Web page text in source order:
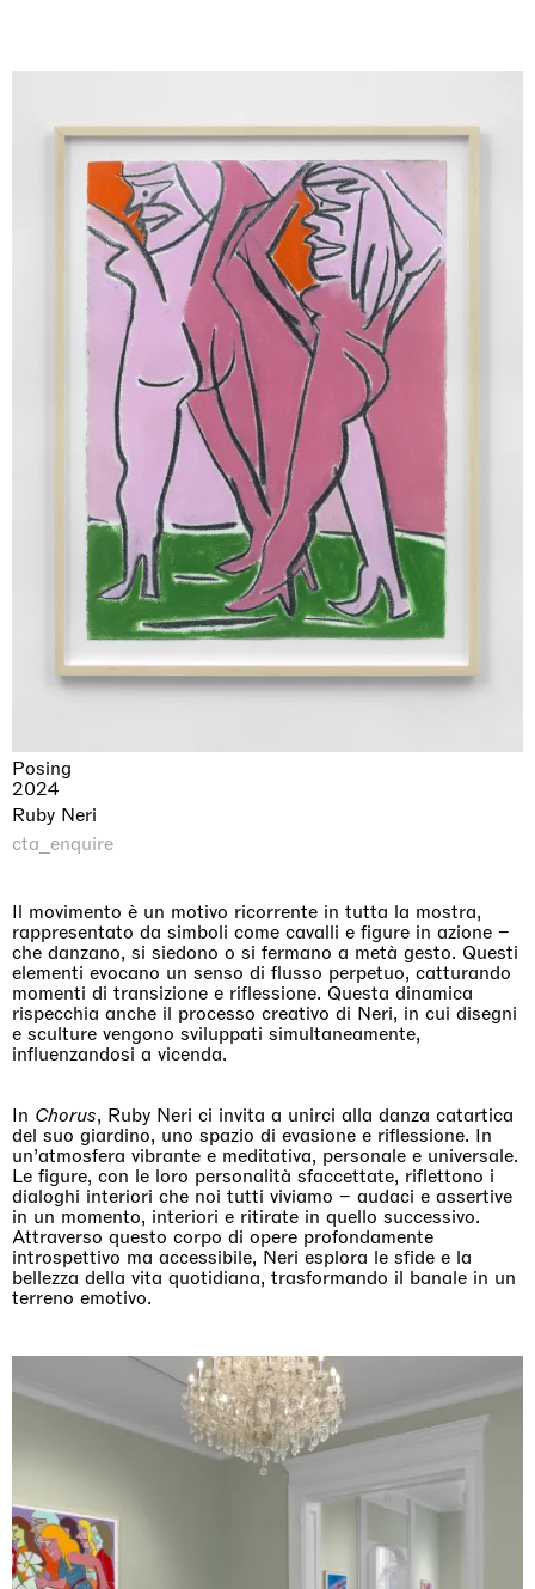
Posing
2024
Ruby Neri
cta_enquire
Il movimento è un motivo ricorrente in tutta la mostra,
rappresentato da simboli come cavalli e figure in azione –
che danzano, si siedono o si fermano a metà gesto. Questi
elementi evocano un senso di flusso perpetuo, catturando
momenti di transizione e riflessione. Questa dinamica
rispecchia anche il processo creativo di Neri, in cui disegni
e sculture vengono sviluppati simultaneamente,
influenzandosi a vicenda.
In Chorus, Ruby Neri ci invita a unirci alla danza catartica
del suo giardino, uno spazio di evasione e riflessione. In
un’atmosfera vibrante e meditativa, personale e universale.
Le figure, con le loro personalità sfaccettate, riflettono i
dialoghi interiori che noi tutti viviamo – audaci e assertive
in un momento, interiori e ritirate in quello successivo.
Attraverso questo corpo di opere profondamente
introspettivo ma accessibile, Neri esplora le sfide e la
bellezza della vita quotidiana, trasformando il banale in un
terreno emotivo.